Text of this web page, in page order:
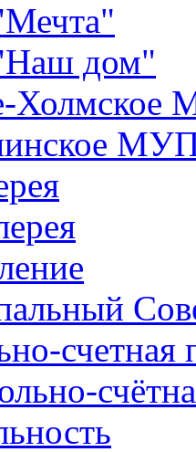
дом"
счетная